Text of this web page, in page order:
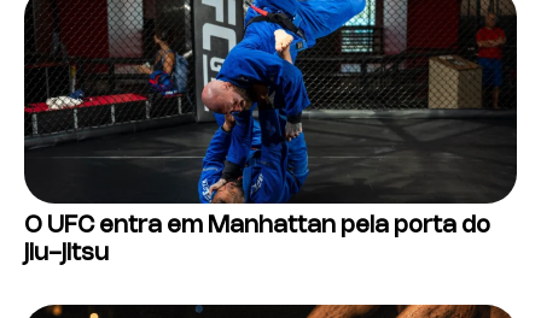
O UFC entra em Manhattan pela porta do
jiu-jitsu